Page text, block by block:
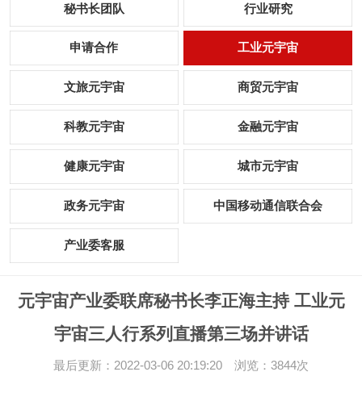
秘书长团队 行业研究
申请合作 工业元宇宙
文旅元宇宙 商贸元宇宙
科教元宇宙 金融元宇宙
健康元宇宙 城市元宇宙
政务元宇宙 中国移动通信联合会
产业委客服
元宇宙产业委联席秘书长李正海主持 工业元
宇宙三人行系列直播第三场并讲话
最后更新：2022-03-06 20:19:20 浏览：3844次